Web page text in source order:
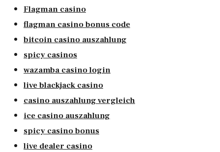
Flagman casino
flagman casino bonus code
bitcoin casino auszahlung
spicy casinos
wazamba casino login
live blackjack casino
casino auszahlung vergleich
ice casino auszahlung
spicy casino bonus
live dealer casino